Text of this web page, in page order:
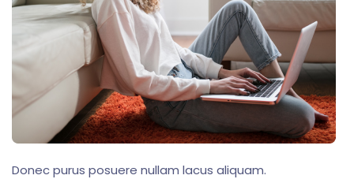
Donec purus posuere nullam lacus aliquam.